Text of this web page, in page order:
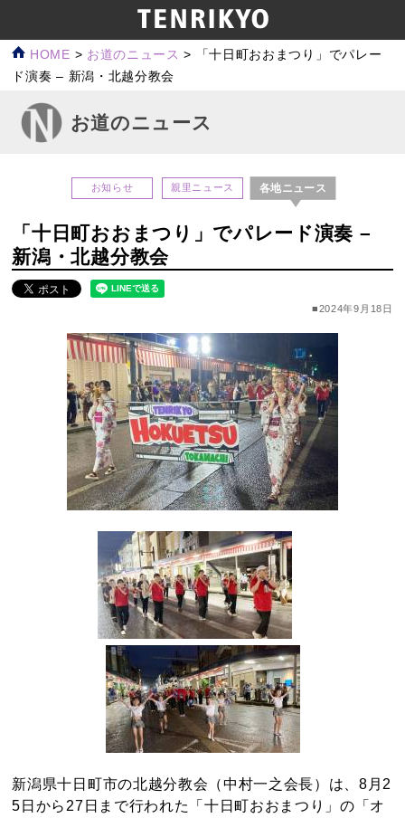
HOME > お道のニュース >
「十日町おおまつり」でパレー
ド演奏 – 新潟・北越分教会
お道のニュース
お知らせ 親里ニュース 各地ニュース
「十日町おおまつり」でパレード演奏 –
新潟・北越分教会
■2024年9月18日
新潟県十日町市の北越分教会（中村一之会長）は、8月2
5日から27日まで行われた「十日町おおまつり」の「オ